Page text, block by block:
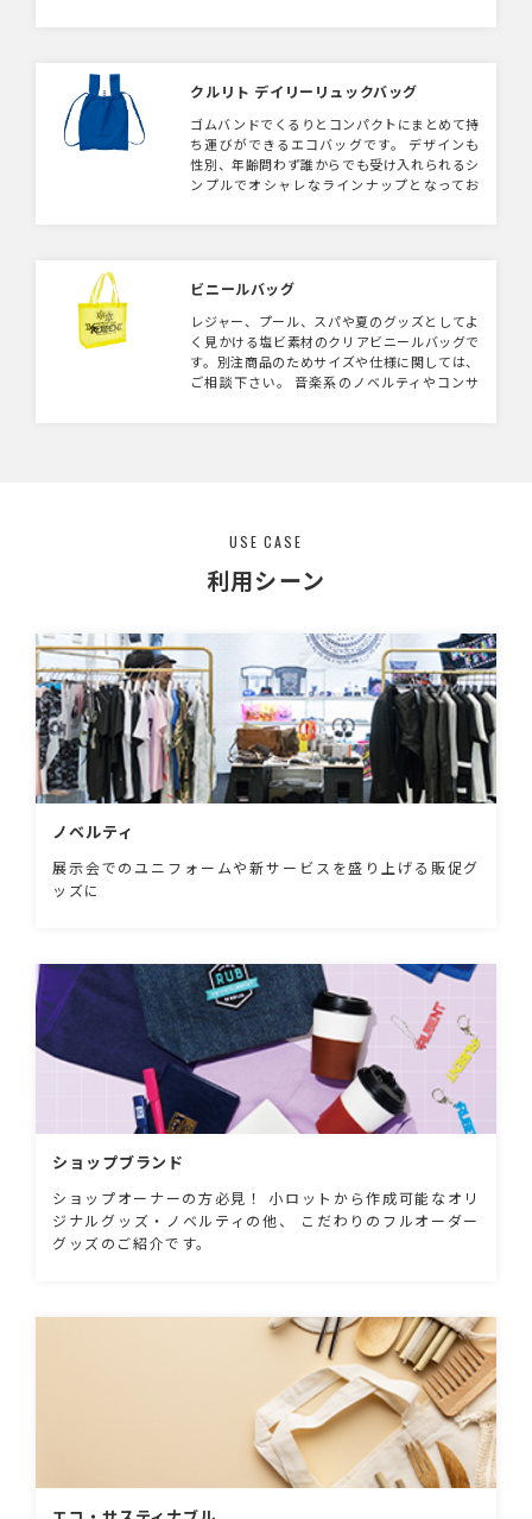
クルリト デイリーリュックバッグ
ゴムバンドでくるりとコンパクトにまとめて持
ち運びができるエコバッグです。 デザインも
性別、年齢問わず誰からでも受け入れられるシ
ンプルでオシャレなラインナップとなってお
にもおすすめ。 店舗のオープン記念や販売品
ビニールバッグ
レジャー、プール、スパや夏のグッズとしてよ
く見かける塩ビ素材のクリアビニールバッグで
す。別注商品のためサイズや仕様に関しては、
ご相談下さい。 音楽系のノベルティやコンサ
USE CASE
利用シーン
ノベルティ
展示会でのユニフォームや新サービスを盛り上げる販促グ
ッズに
ショップブランド
ショップオーナーの方必見！ 小ロットから作成可能なオリ
ジナルグッズ・ノベルティの他、 こだわりのフルオーダー
グッズのご紹介です。